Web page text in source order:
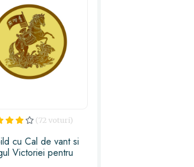
(72 voturi)
cu Cal de vant si
Victoriei pentru